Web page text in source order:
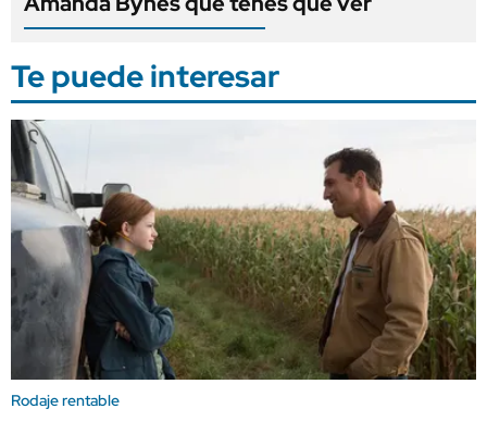
Te puede interesar
Rodaje rentable